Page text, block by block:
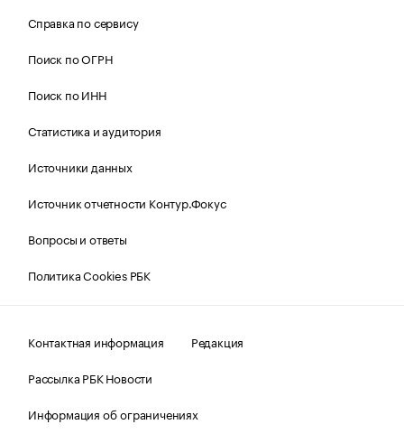
Справка по сервису
Поиск по ОГРН
Поиск по ИНН
Статистика и аудитория
Источники данных
Источник отчетности Контур.Фокус
Вопросы и ответы
Политика Cookies РБК
Контактная информация
Редакция
Рассылка РБК Новости
Информация об ограничениях